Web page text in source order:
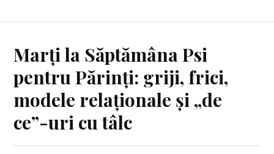
Marți la Săptămâna Psi
pentru Părinți: griji, frici,
modele relaționale și „de
ce”-uri cu tâlc